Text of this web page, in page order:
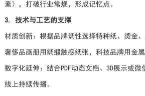
素），打破行业常规，形成记忆点。
3. 技术与工艺的支撑
材质创新：根据品牌调性选择特种纸、烫金、
奢侈品画册用绸缎触感纸张，科技品牌用金属
数字化延伸：结合PDF动态文档、3D展示或
线上持续传播。